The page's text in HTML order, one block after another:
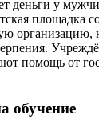
деньги у
площадка
организацию,
помощь от
обучение